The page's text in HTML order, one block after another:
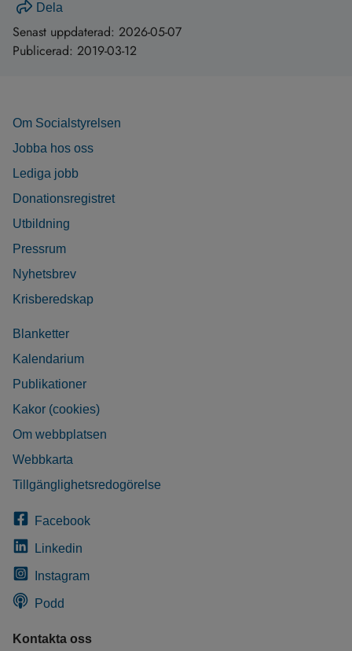
Dela
Senast uppdaterad: 2026-05-07
Publicerad: 2019-03-12
Om Socialstyrelsen
Jobba hos oss
Lediga jobb
Donationsregistret
Utbildning
Pressrum
Nyhetsbrev
Krisberedskap
Blanketter
Kalendarium
Publikationer
Kakor (cookies)
Om webbplatsen
Webbkarta
Tillgänglighetsredogörelse
Facebook
Linkedin
Instagram
Podd
Kontakta oss